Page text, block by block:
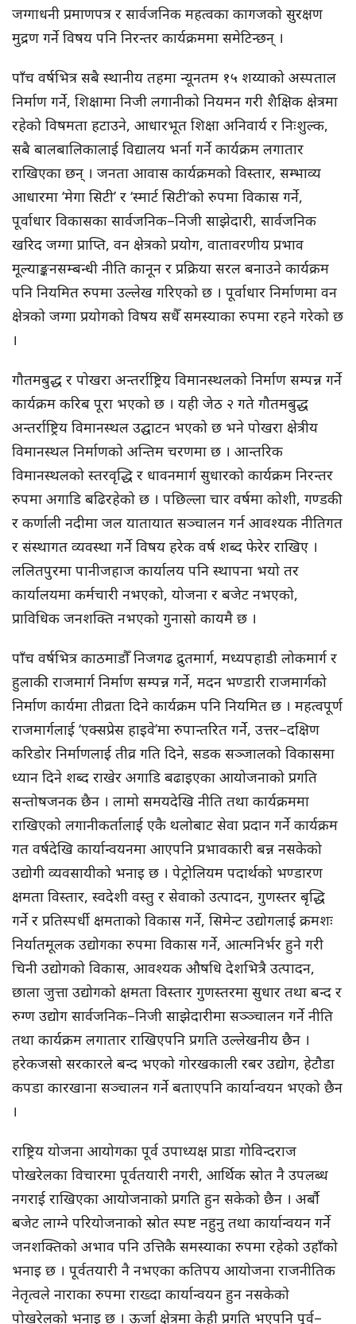
जग्गाधनी प्रमाणपत्र र सार्वजनिक महत्वका कागजको सुरक्षण
मुद्रण गर्ने विषय पनि निरन्तर कार्यक्रममा समेटिन्छन् ।
पाँच वर्षभित्र सबै स्थानीय तहमा न्यूनतम १५ शय्याको अस्पताल
निर्माण गर्ने, शिक्षामा निजी लगानीको नियमन गरी शैक्षिक क्षेत्रमा
रहेको विषमता हटाउने, आधारभूत शिक्षा अनिवार्य र निःशुल्क,
सबै बालबालिकालाई विद्यालय भर्ना गर्ने कार्यक्रम लगातार
राखिएका छन् । जनता आवास कार्यक्रमको विस्तार, सम्भाव्य
आधारमा ‘मेगा सिटी’ र ‘स्मार्ट सिटी’को रुपमा विकास गर्ने,
पूर्वाधार विकासका सार्वजनिक–निजी साझेदारी, सार्वजनिक
खरिद जग्गा प्राप्ति, वन क्षेत्रको प्रयोग, वातावरणीय प्रभाव
मूल्याङ्कनसम्बन्धी नीति कानून र प्रक्रिया सरल बनाउने कार्यक्रम
पनि नियमित रुपमा उल्लेख गरिएको छ । पूर्वाधार निर्माणमा वन
क्षेत्रको जग्गा प्रयोगको विषय सधैँ समस्याका रुपमा रहने गरेको छ
।
गौतमबुद्ध र पोखरा अन्तर्राष्ट्रिय विमानस्थलको निर्माण सम्पन्न गर्ने
कार्यक्रम करिब पूरा भएको छ । यही जेठ २ गते गौतमबुद्ध
अन्तर्राष्ट्रिय विमानस्थल उद्घाटन भएको छ भने पोखरा क्षेत्रीय
विमानस्थल निर्माणको अन्तिम चरणमा छ । आन्तरिक
विमानस्थलको स्तरवृद्धि र धावनमार्ग सुधारको कार्यक्रम निरन्तर
रुपमा अगाडि बढिरहेको छ । पछिल्ला चार वर्षमा कोशी, गण्डकी
र कर्णाली नदीमा जल यातायात सञ्चालन गर्न आवश्यक नीतिगत
र संस्थागत व्यवस्था गर्ने विषय हरेक वर्ष शब्द फेरेर राखिए ।
ललितपुरमा पानीजहाज कार्यालय पनि स्थापना भयो तर
कार्यालयमा कर्मचारी नभएको, योजना र बजेट नभएको,
प्राविधिक जनशक्ति नभएको गुनासो कायमै छ ।
पाँच वर्षभित्र काठमाडौँ निजगढ द्रुतमार्ग, मध्यपहाडी लोकमार्ग र
हुलाकी राजमार्ग निर्माण सम्पन्न गर्ने, मदन भण्डारी राजमार्गको
निर्माण कार्यमा तीव्रता दिने कार्यक्रम पनि नियमित छ । महत्वपूर्ण
राजमार्गलाई ‘एक्सप्रेस हाइवे’मा रुपान्तरित गर्ने, उत्तर–दक्षिण
करिडोर निर्माणलाई तीव्र गति दिने, सडक सञ्जालको विकासमा
ध्यान दिने शब्द राखेर अगाडि बढाइएका आयोजनाको प्रगति
सन्तोषजनक छैन । लामो समयदेखि नीति तथा कार्यक्रममा
राखिएको लगानीकर्तालाई एकै थलोबाट सेवा प्रदान गर्ने कार्यक्रम
गत वर्षदेखि कार्यान्वयनमा आएपनि प्रभावकारी बन्न नसकेको
उद्योगी व्यवसायीको भनाइ छ । पेट्रोलियम पदार्थको भण्डारण
क्षमता विस्तार, स्वदेशी वस्तु र सेवाको उत्पादन, गुणस्तर बृद्धि
गर्ने र प्रतिस्पर्धी क्षमताको विकास गर्ने, सिमेन्ट उद्योगलाई क्रमशः
निर्यातमूलक उद्योगका रुपमा विकास गर्ने, आत्मनिर्भर हुने गरी
चिनी उद्योगको विकास, आवश्यक औषधि देशभित्रै उत्पादन,
छाला जुत्ता उद्योगको क्षमता विस्तार गुणस्तरमा सुधार तथा बन्द र
रुग्ण उद्योग सार्वजनिक–निजी साझेदारीमा सञ्ञ्चालन गर्ने नीति
तथा कार्यक्रम लगातार राखिएपनि प्रगति उल्लेखनीय छैन ।
हरेकजसो सरकारले बन्द भएको गोरखकाली रबर उद्योग, हेटौडा
कपडा कारखाना सञ्चालन गर्ने बताएपनि कार्यान्वयन भएको छैन
।
राष्ट्रिय योजना आयोगका पूर्व उपाध्यक्ष प्राडा गोविन्दराज
पोखरेलका विचारमा पूर्वतयारी नगरी, आर्थिक स्रोत नै उपलब्ध
नगराई राखिएका आयोजनाको प्रगति हुन सकेको छैन । अर्बौ
बजेट लाग्ने परियोजनाको स्रोत स्पष्ट नहुनु तथा कार्यान्वयन गर्ने
जनशक्तिको अभाव पनि उत्तिकै समस्याका रुपमा रहेको उहाँको
भनाइ छ । पूर्वतयारी नै नभएका कतिपय आयोजना राजनीतिक
नेतृत्वले नाराका रुपमा राख्दा कार्यान्वयन हुन नसकेको
पोखरेलको भनाइ छ । ऊर्जा क्षेत्रमा केही प्रगति भएपनि पूर्व–